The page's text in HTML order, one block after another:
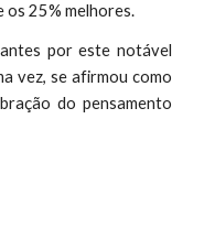
25% melhores.
por este notável
vez, se afirmou como
do pensamento